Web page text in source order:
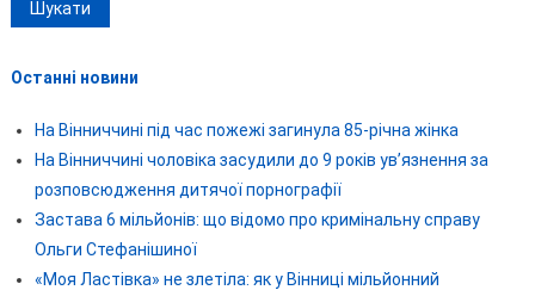
Останні новини
На Вінниччині під час пожежі загинула 85-річна жінка
На Вінниччині чоловіка засудили до 9 років ув’язнення за
розповсюдження дитячої порнографії
Застава 6 мільйонів: що відомо про кримінальну справу
Ольги Стефанішиної
«Моя Ластівка» не злетіла: як у Вінниці мільйонний